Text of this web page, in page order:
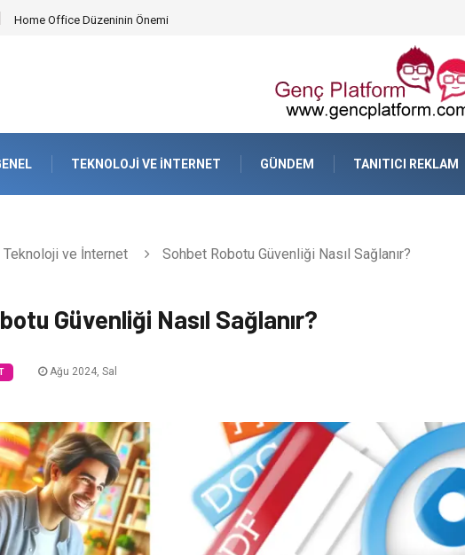
Home Office Düzeninin Önemi
TEKNOLOJI VE İNTERNET GÜNDEM TANITICI REKLAM
Teknoloji ve İnternet Sohbet Robotu Güvenliği Nasıl Sağlanır?
Güvenliği Nasıl Sağlanır?
Ağu 2024, Sal